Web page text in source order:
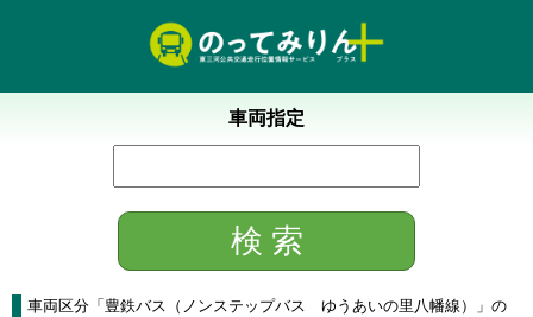
車両指定
車両区分 「 豊鉄バス（ノンステップバス ゆうあいの里八幡線） 」 の